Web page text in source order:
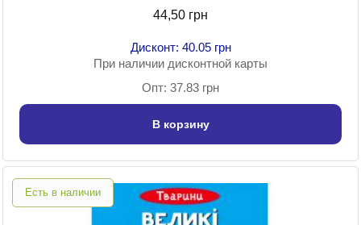
44,50 грн
Дисконт: 40.05 грн
При наличии дисконтной карты
Опт: 37.83 грн
В корзину
Есть в наличии